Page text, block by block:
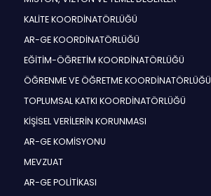
KALİTE KOORDİNATÖRLÜĞÜ
AR-GE KOORDİNATÖRLÜĞÜ
EĞİTİM-ÖĞRETİM KOORDİNATÖRLÜĞÜ
ÖĞRENME VE ÖĞRETME KOORDİNATÖRLÜĞÜ
TOPLUMSAL KATKI KOORDİNATÖRLÜĞÜ
KİŞİSEL VERİLERİN KORUNMASI
AR-GE KOMİSYONU
MEVZUAT
AR-GE POLİTİKASI